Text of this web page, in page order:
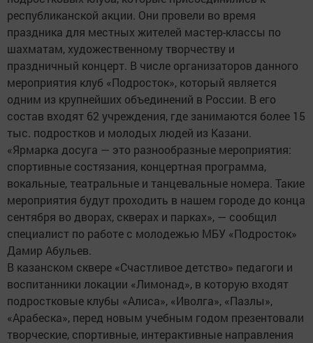
республиканской акции. Они провели во время
праздника для местных жителей мастер-классы по
шахматам, художественному творчеству и
праздничный концерт. В числе организаторов данного
мероприятия клуб «Подросток», который является
одним из крупнейших объединений в России. В его
состав входят 62 учреждения, где занимаются более 15
тыс. подростков и молодых людей из Казани.
«Ярмарка досуга — это разнообразные мероприятия:
спортивные состязания, концертная программа,
вокальные, театральные и танцевальные номера. Такие
мероприятия будут проходить в нашем городе до конца
сентября во дворах, скверах и парках», — сообщил
специалист по работе с молодежью МБУ «Подросток»
Дамир Абульев.
В казанском сквере «Счастливое детство» педагоги и
воспитанники локации «Лимонад», в которую входят
подростковые клубы «Алиса», «Иволга», «Пазлы»,
«Арабеска», перед новым учебным годом презентовали
творческие, спортивные, интерактивные направления